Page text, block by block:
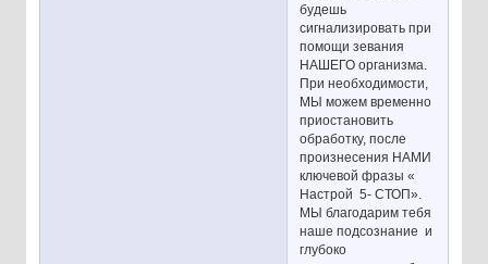
будешь
сигнализировать при
помощи зевания
НАШЕГО организма.
При необходимости,
МЫ можем временно
приостановить
обработку, после
произнесения НАМИ
ключевой фразы «
Настрой 5- СТОП».
МЫ благодарим тебя
наше подсознание и
глубоко